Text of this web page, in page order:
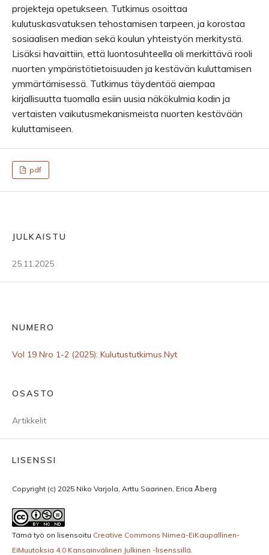
projekteja opetukseen. Tutkimus osoittaa
kulutuskasvatuksen tehostamisen tarpeen, ja korostaa
sosiaalisen median sekä koulun yhteistyön merkitystä.
Lisäksi havaittiin, että luontosuhteella oli merkittävä rooli
nuorten ympäristötietoisuuden ja kestävän kuluttamisen
ymmärtämisessä. Tutkimus täydentää aiempaa
kirjallisuutta tuomalla esiin uusia näkökulmia kodin ja
vertaisten vaikutusmekanismeista nuorten kestävään
kuluttamiseen.
pdf
JULKAISTU
25.11.2025
NUMERO
Vol 19 Nro 1-2 (2025): Kulutustutkimus.Nyt
OSASTO
Artikkelit
LISENSSI
Copyright (c) 2025 Niko Varjola, Arttu Saarinen, Erica Åberg
Tämä työ on lisensoitu Creative Commons Nimeä-EiKaupallinen-
EiMuutoksia 4.0 Kansainvälinen Julkinen -lisenssillä